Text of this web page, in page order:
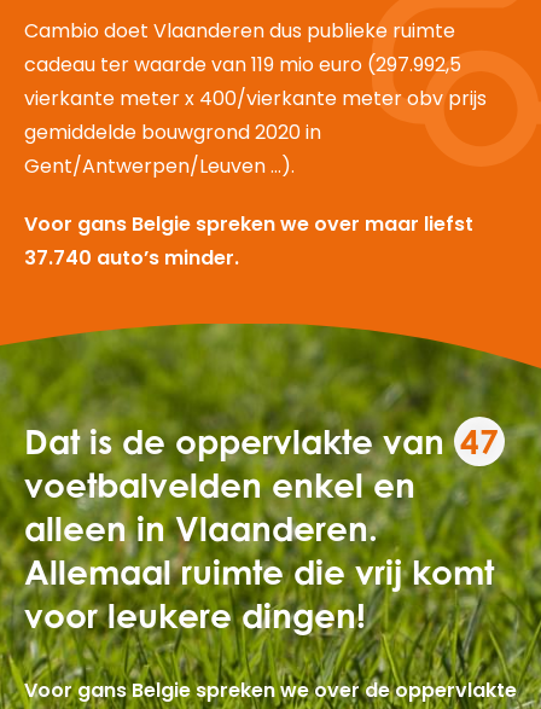
Cambio doet Vlaanderen dus publieke ruimte
cadeau ter waarde van 119 mio euro (297.992,5
vierkante meter x 400/vierkante meter obv prijs
gemiddelde bouwgrond 2020 in
Gent/Antwerpen/Leuven …).
Voor gans Belgie spreken we over maar liefst
37.740 auto’s minder.
Dat is de oppervlakte van47
voetbalvelden enkel en
alleen in Vlaanderen.
Allemaal ruimte die vrij komt
voor leukere dingen!
Voor gans Belgie spreken we over de oppervlakte